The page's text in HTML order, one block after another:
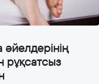
рұқсатсыз